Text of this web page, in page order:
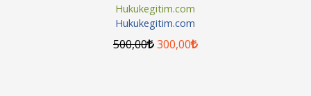
Hukukegitim.com
Hukukegitim.com
500,00 300,00